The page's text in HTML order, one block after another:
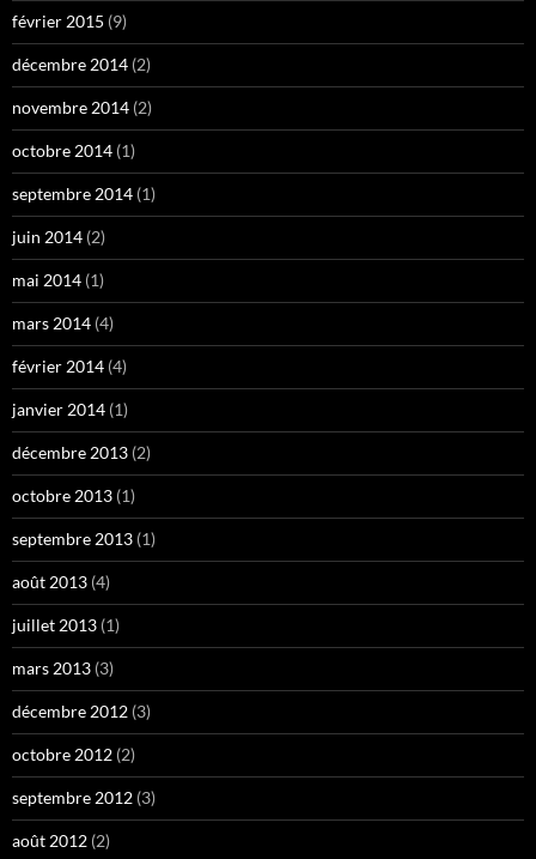
février 2015 (9)
décembre 2014 (2)
novembre 2014 (2)
octobre 2014 (1)
septembre 2014 (1)
juin 2014 (2)
mai 2014 (1)
mars 2014 (4)
février 2014 (4)
janvier 2014 (1)
décembre 2013 (2)
octobre 2013 (1)
septembre 2013 (1)
août 2013 (4)
juillet 2013 (1)
mars 2013 (3)
décembre 2012 (3)
octobre 2012 (2)
septembre 2012 (3)
août 2012 (2)